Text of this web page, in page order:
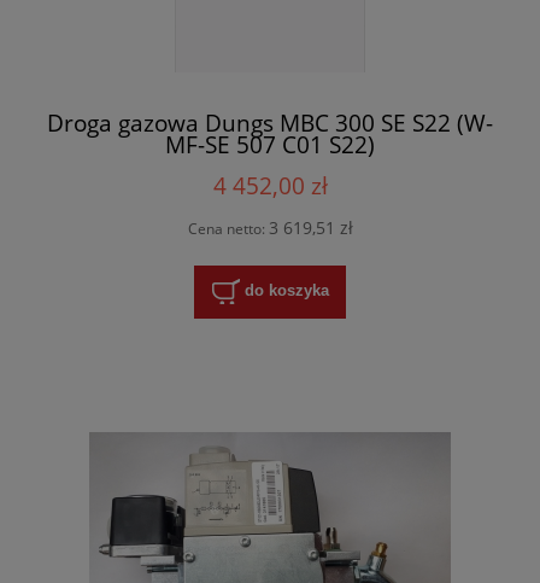
Droga gazowa Dungs MBC 300 SE S22 (W-
MF-SE 507 C01 S22)
4 452,00 zł
Cena netto: 3 619,51 zł
do koszyka